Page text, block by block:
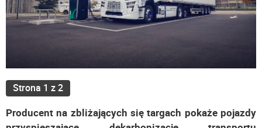
Strona 1 z 2
Producent na zbliżających się targach pokaże pojazdy